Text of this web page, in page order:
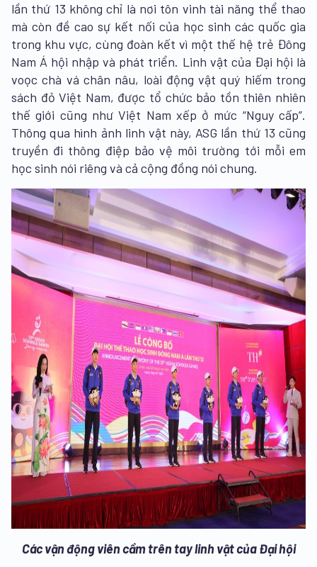
lần thứ 13 không chỉ là nơi tôn vinh tài năng thể thao
mà còn đề cao sự kết nối của học sinh các quốc gia
trong khu vực, cùng đoàn kết vì một thế hệ trẻ Đông
Nam Á hội nhập và phát triển. Linh vật của Đại hội là
voọc chà vá chân nâu, loài động vật quý hiếm trong
sách đỏ Việt Nam, được tổ chức bảo tồn thiên nhiên
thế giới cũng như Việt Nam xếp ở mức “Nguy cấp”.
Thông qua hình ảnh linh vật này, ASG lần thứ 13 cũng
truyền đi thông điệp bảo vệ môi trường tới mỗi em
học sinh nói riêng và cả cộng đồng nói chung.
Các vận động viên cầm trên tay linh vật của Đại hội